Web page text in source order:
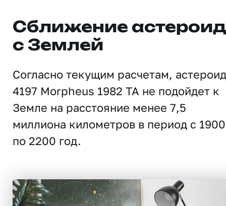
Сближение
с Землей
Согласно текущим расчетам, астероид
4197 Morpheus 1982 TA не подойдет к
Земле на расстояние менее 7,5
миллиона километров в период с 1900
по 2200 год.